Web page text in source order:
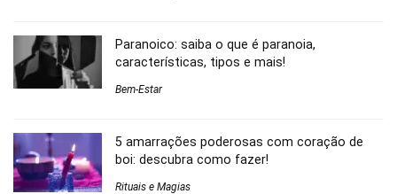
Paranoico: saiba o que é paranoia,
características, tipos e mais!
Bem-Estar
5 amarrações poderosas com coração de
boi: descubra como fazer!
Rituais e Magias